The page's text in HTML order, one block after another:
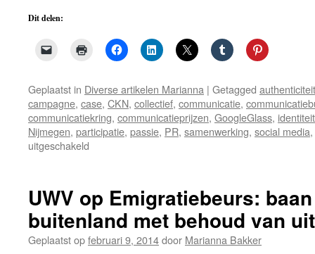
Dit delen:
Geplaatst in Diverse artikelen Marianna | Getagged authenticiteit
campagne, case, CKN, collectief, communicatie,
communicatiekring, communicatieprijzen, GoogleGlass, identiteit
Nijmegen, participatie, passie, PR, samenwerking, social media,
uitgeschakeld
UWV op Emigratiebeurs:
buitenland met behoud van
Geplaatst opfebruari 9, 2014door Marianna Bakker